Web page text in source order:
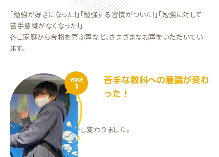
「勉強が好きになった!」「勉強する習慣がついた!」「勉強に対して
苦手意識がなくなった!」
各ご家庭から合格を喜ぶ声など、さまざまなお声をいただいてい
ます。
VOICE
1
苦手な教科への意識が変わ
った！
先生が良い人でした！
苦手な教科の意識が少し変わりました。
TSくん（中2）